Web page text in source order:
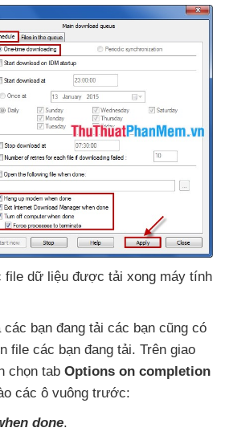
file dữ liệu được tải xong máy tính
các bạn đang tải các bạn cũng có
file các bạn đang tải. Trên giao
chọn tab Options on completion
các ô vuông trước:
done.